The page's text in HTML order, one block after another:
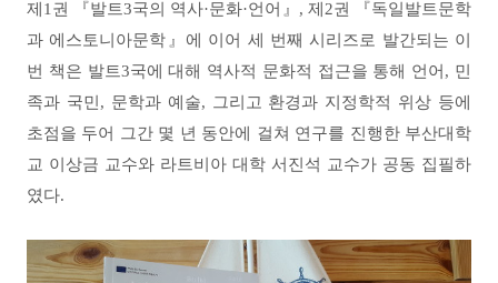
제 1 권 『발트3국의 역사·문화·언어 』 , 제 2권 『독일발트문학
과 에스토니아문학 』 에 이어 세 번째 시리즈로 발간되는 이
번 책은 발트3국에 대해 역사적 문화적 접근을 통해 언어 , 민
족과 국민 , 문학과 예술, 그리고 환경과 지정학적 위상 등에
초점을 두어 그간 몇 년 동안에 걸쳐 연구를 진행한 부산대학
교 이상금 교수와 라트비아 대학 서진석 교수가 공동 집필하
였다.